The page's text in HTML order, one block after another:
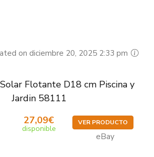
on diciembre 20, 2025 2:33 pm
Flotante D18 cm Piscina y
Jardin 58111
27,09€
disponible
VER PRODUCTO
eBay